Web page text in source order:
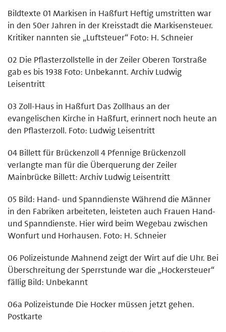
Bildtexte 01 Markisen in Haßfurt Heftig umstritten war
in den 50er Jahren in der Kreisstadt die Markisensteuer.
Kritiker nannten sie „Luftsteuer“ Foto: H. Schneier
02 Die Pflasterzollstelle in der Zeiler Oberen Torstraße
gab es bis 1938 Foto: Unbekannt. Archiv Ludwig
Leisentritt
03 Zoll-Haus in Haßfurt Das Zollhaus an der
evangelischen Kirche in Haßfurt, erinnert noch heute an
den Pflasterzoll. Foto: Ludwig Leisentritt
04 Billett für Brückenzoll 4 Pfennige Brückenzoll
verlangte man für die Überquerung der Zeiler
Mainbrücke Billett: Archiv Ludwig Leisentritt
05 Bild: Hand- und Spanndienste Während die Männer
in den Fabriken arbeiteten, leisteten auch Frauen Hand-
und Spanndienste. Hier wird beim Wegebau zwischen
Wonfurt und Horhausen. Foto: H. Schneier
06 Polizeistunde Mahnend zeigt der Wirt auf die Uhr. Bei
Überschreitung der Sperrstunde war die „Hockersteuer“
fällig Bild: Unbekannt
06a Polizeistunde Die Hocker müssen jetzt gehen.
Postkarte